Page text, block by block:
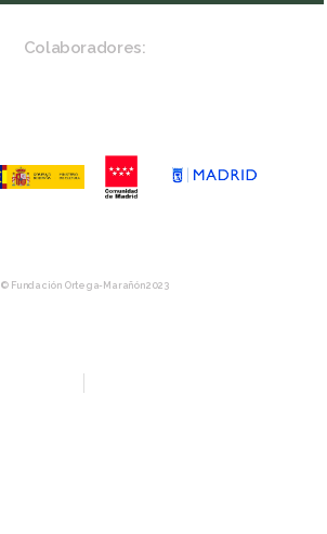
Colaboradores:
© Fundación Ortega-Marañón 2023